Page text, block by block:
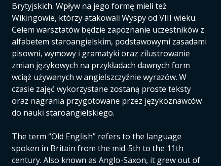
Brytyjskich. Wpływ na jego formę mieli też
Wikingowie, którzy atakowali Wyspy od VIII wieku.
Celem warsztatów będzie zapoznanie uczestników z
alfabetem staroangielskim, podstawowymi zasadami
pisowni, wymowy i gramatyki oraz zilustrowanie
zmian językowych na przykładach dawnych form
wciąż używanych w angielszczyźnie wyrazów. W
czasie zajęć wykorzystane zostaną proste teksty
oraz nagrania przygotowane przez językoznawców
do nauki staroangielskiego.
The term “Old English” refers to the language
spoken in Britain from the mid-5th to the 11th
century. Also known as Anglo-Saxon, it grew out of